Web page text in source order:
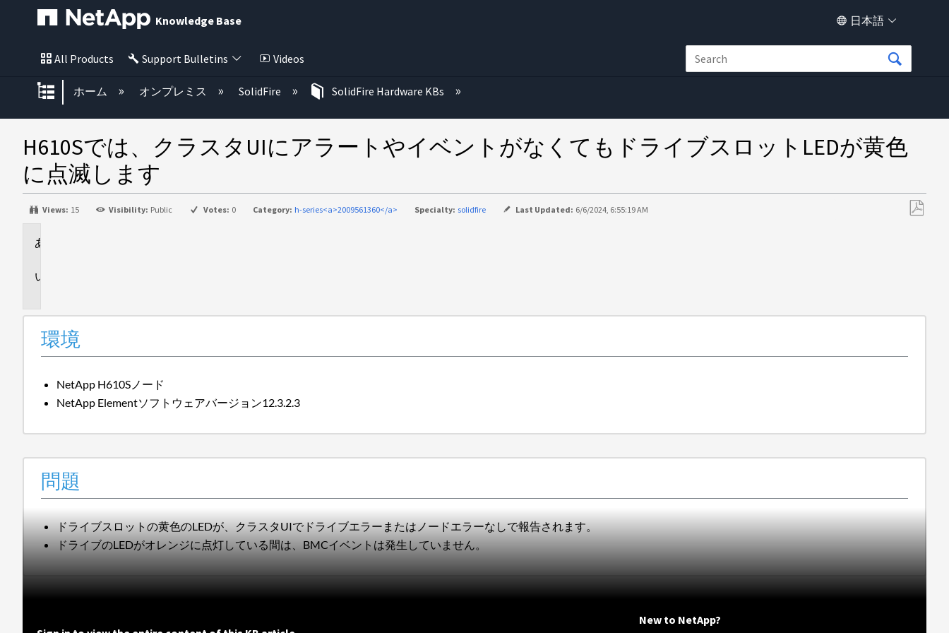
Knowledge Base 日本語
All Products Support Bulletins Videos
グローバル階層を展開/折りたたむ
ホーム オンプレミス SolidFire SolidFire Hardware KBs
H610Sでは、クラスタUIにアラートやイベントがなくてもドライブスロットLEDが黄色
に点滅します
Views: 15 Visibility: Public Votes: 0 Category: h-series<a>2009561360</a> Specialty: solidfire Last Updated: 6/6/2024, 6:55:19 AM
環境
NetApp H610Sノード
NetApp Elementソフトウェアバージョン12.3.2.3
問題
ドライブスロットの黄色のLEDが、クラスタUIでドライブエラーまたはノードエラーなしで報告されます。
ドライブのLEDがオレンジに点灯している間は、BMCイベントは発生していません。
New to NetApp?